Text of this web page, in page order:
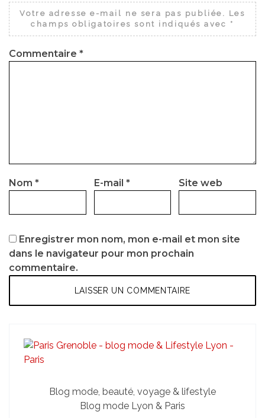
Votre adresse e-mail ne sera pas publiée.
Les
champs obligatoires sont indiqués avec *
Commentaire *
Nom * E-mail * Site web
Enregistrer mon nom, mon e-mail et mon site
dans le navigateur pour mon prochain
commentaire.
Blog mode, beauté, voyage & lifestyle
Blog mode Lyon & Paris